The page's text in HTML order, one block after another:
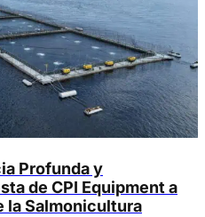
Profunda y
de CPI Equipment a
la Salmonicultura